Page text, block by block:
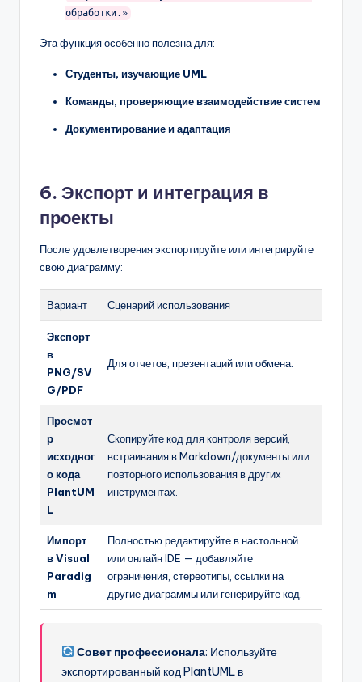
обработки.»
Эта функция особенно полезна для:
Студенты, изучающие UML
Команды, проверяющие взаимодействие систем
Документирование и адаптация
6. Экспорт и интеграция в
проекты
После удовлетворения экспортируйте или интегрируйте
свою диаграмму:
Вариант Сценарий использования
Экспорт
в
PNG/SV
G/PDF
Для отчетов, презентаций или обмена.
Просмот
р
исходног
о кода
PlantUM
L
Скопируйте код для контроля версий,
встраивания в Markdown/документы или
повторного использования в других
инструментах.
Импорт
в Visual
Paradig
m
Полностью редактируйте в настольной
или онлайн IDE — добавляйте
ограничения, стереотипы, ссылки на
другие диаграммы или генерируйте код.
Совет профессионала: Используйте
экспортированный код PlantUML в